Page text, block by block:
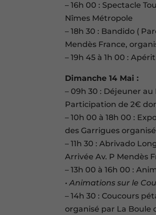
– 16h 00 : Spectacle
Nîmes Métropole
– 18h 30 : Bandido (
Mendès France,
– 19h 45 à 1h 00 :
Dimanche 14 Mai :
– 09h 30 : Déjeuner
Participation de 2€
– 10h 00 à 18h 00 :
des Garrigues
– 11h 30 : Abrivado
Arrivée Av. P Mendès
– 13h 00 à 16h 00 :
• Animations sur le
– 14h 30 : Coucours
organisé par La Boule